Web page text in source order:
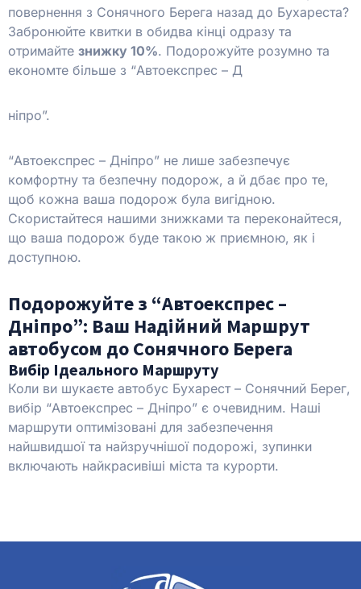
повернення з Сонячного Берега назад до Бухареста?
Забронюйте квитки в обидва кінці одразу та
отримайте знижку 10%. Подорожуйте розумно та
економте більше з “Автоекспрес – Д
ніпро”.
“Автоекспрес – Дніпро” не лише забезпечує
комфортну та безпечну подорож, а й дбає про те,
щоб кожна ваша подорож була вигідною.
Скористайтеся нашими знижками та переконайтеся,
що ваша подорож буде такою ж приємною, як і
доступною.
Подорожуйте з “Автоекспрес –
Дніпро”: Ваш Надійний Маршрут
автобусом до Сонячного Берега
Вибір Ідеального Маршруту
Коли ви шукаєте автобус Бухарест – Сонячний Берег,
вибір “Автоекспрес – Дніпро” є очевидним. Наші
маршрути оптимізовані для забезпечення
найшвидшої та найзручнішої подорожі, зупинки
включають найкрасивіші міста та курорти.